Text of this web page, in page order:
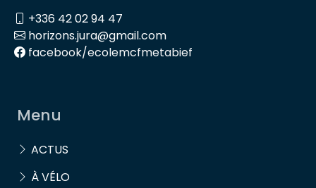
+336 42 02 94 47
horizons.jura@gmail.com
facebook/ecolemcfmetabief
Menu
ACTUS
À VÉLO